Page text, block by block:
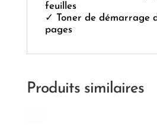
feuilles
✓ Toner de démarrage
pages
Produits similaires